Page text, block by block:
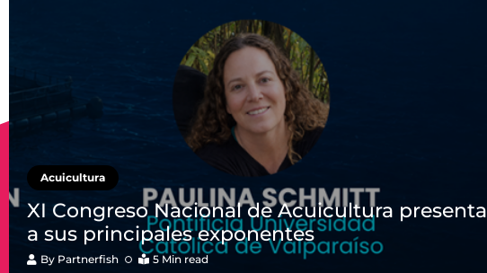
Acuicultura
XI Congreso Nacional de Acuicultura presenta
a sus principales exponentes
By Partnerfish 5 Min read